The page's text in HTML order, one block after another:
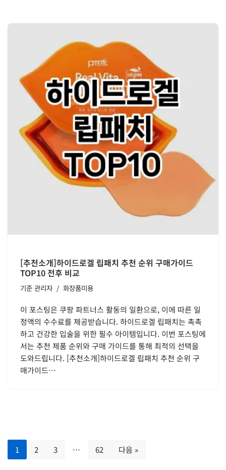
[추천소개]하이드로겔 립패치 추천 순위 구매가이드
TOP10 전후 비교
기준 관리자 화장품미용
이 포스팅은 쿠팡 파트너스 활동의 일환으로, 이에 따른 일
정액의 수수료를 제공받습니다. 하이드로겔 립패치는 촉촉
하고 건강한 입술을 위한 필수 아이템입니다. 이번 포스팅에
서는 추천 제품 순위와 구매 가이드를 통해 최적의 선택을
도와드립니다. [추천소개]하이드로겔 립패치 추천 순위 구
매가이드…
1 2 3 … 62 다음 »